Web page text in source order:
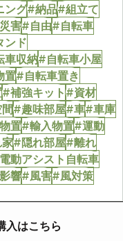
ング#納品#組立て
害#自由#自転車
ンド
車収納#自転車小屋
置#自転車置き
#補強キット#資材
#趣味部屋#車#車庫
置#輸入物置#運動
#隠れ部屋#離れ
動アシスト自転車
響#風害#風対策
入はこちら